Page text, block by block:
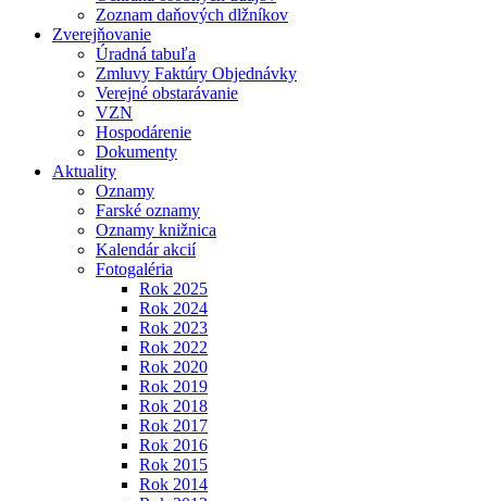
Zoznam daňových dlžníkov
Zverejňovanie
Úradná tabuľa
Zmluvy Faktúry Objednávky
Verejné obstarávanie
VZN
Hospodárenie
Dokumenty
Aktuality
Oznamy
Farské oznamy
Oznamy knižnica
Kalendár akcií
Fotogaléria
Rok 2025
Rok 2024
Rok 2023
Rok 2022
Rok 2020
Rok 2019
Rok 2018
Rok 2017
Rok 2016
Rok 2015
Rok 2014